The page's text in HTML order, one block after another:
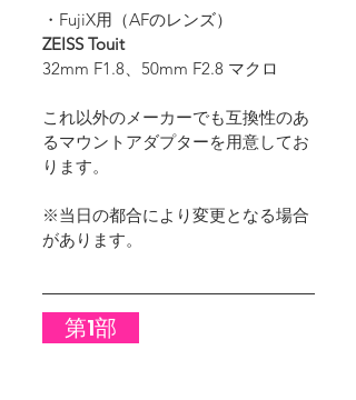
・FujiX用（AFのレンズ）
ZEISS Touit
32mm F1.8、50mm F2.8 マクロ
これ以外のメーカーでも互換性のあ
るマウントアダプターを用意してお
ります。
※当日の都合により変更となる場合
があります。
第1部